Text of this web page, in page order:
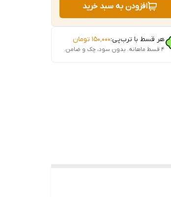
افزودن به سبد خرید
هر قسط با ترب‌پی:۱۵۰٬۰۰۰ تومان
۴ قسط ماهانه. بدون سود، چک و ضامن.